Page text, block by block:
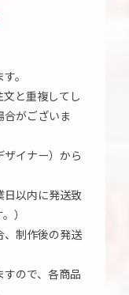
。
と重複してし
合がございま
イナー）から
日以内に発送致
）
、制作後の発送
ので、各商品